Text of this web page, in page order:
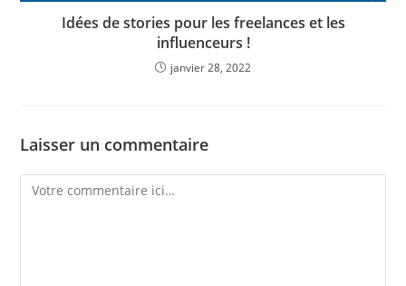
Idées de stories pour les freelances et les
influenceurs !
janvier 28, 2022
Laisser un commentaire
Comment